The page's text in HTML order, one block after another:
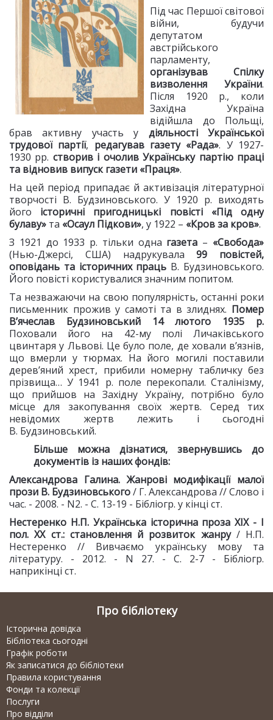
Під час Першої світової
війни, будучи
депутатом
австрійського
парламенту,
організував Спілку
визволення України.
Після 1920 р., коли
Західна Україна
відійшла до Польщі,
брав активну участь у діяльності Української
трудової партії, редагував газету «Рада». У 1927-
1930 рр. створив і очолив Українську партію праці
та відновив випуск газети «Праця».
На цей період припадає й активізація літературної
творчості В. Будзиновського. У 1920 р. виходять
його історичні пригодницькі повісті «Під одну
булаву» та «Осаул Підкови», у 1922 – «Кров за кров».
З 1921 до 1933 р. тільки одна газета – «Свобода»
(Нью-Джерсі, США) надрукувала99 повістей,
оповідань та історичних праць В. Будзиновського.
Його повісті користувалися значним попитом.
Та незважаючи на свою популярність, останні роки
письменник прожив у самоті та в злиднях. Помер
В’ячеслав Будзиновський 14 лютого 1935 р.
Поховали його на 42-му полі Личаківського
цвинтаря у Львові. Це було поле, де ховали в’язнів,
що вмерли у тюрмах. На його могилі поставили
дерев’яний хрест, прибили номерну табличку без
прізвища… У 1941 р. поле перекопали. Сталінізму,
що прийшов на Західну Україну, потрібно було
місце для закопування своїх жертв. Серед тих
невідомих жертв лежить і сьогодні
В. Будзиновський.
Більше можна дізнатися, звернувшись до
документів із наших фондів:
Александрова Галина. Жанрові модифікації малої
прози В. Будзиновського/ Г. Александрова // Слово і
час. - 2008. - N2. - С. 13-19 - Бібліогр. у кінці ст.
Нестеренко Н.П. Українська історична проза XIX - I
пол. XX ст.: становлення й розвиток жанру / Н.П.
Нестеренко // Вивчаємо українську мову та
літературу. - 2012. - N 27. - С. 2-7 - Бібліогр.
наприкінці ст.
Про бібліотеку
Історична довідка
Бібліотека сьогодні
Графік роботи
Як записатися до бібліотеки
Правила користування
Фонди та колекції
Послуги
Про відділи